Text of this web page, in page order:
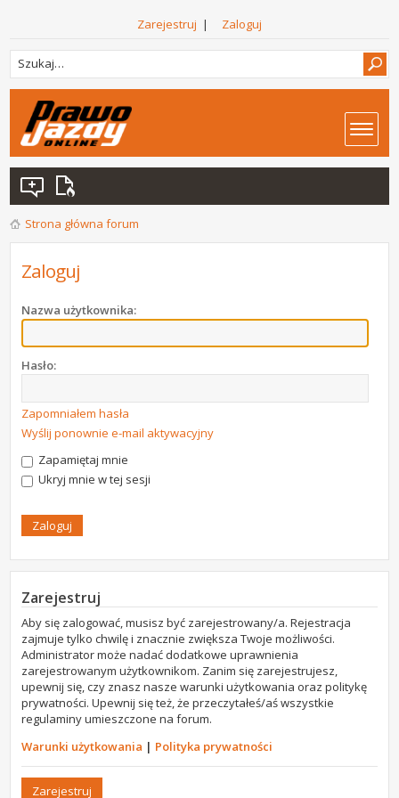
Zarejestruj | Zaloguj
Strona główna forum
Zaloguj
Nazwa użytkownika:
Hasło:
Zapomniałem hasła
Wyślij ponownie e-mail aktywacyjny
Zapamiętaj mnie
Ukryj mnie w tej sesji
Zarejestruj
Aby się zalogować, musisz być zarejestrowany/a. Rejestracja
zajmuje tylko chwilę i znacznie zwiększa Twoje możliwości.
Administrator może nadać dodatkowe uprawnienia
zarejestrowanym użytkownikom. Zanim się zarejestrujesz,
upewnij się, czy znasz nasze warunki użytkowania oraz politykę
prywatności. Upewnij się też, że przeczytałeś/aś wszystkie
regulaminy umieszczone na forum.
Warunki użytkowania | Polityka prywatności
Zarejestruj